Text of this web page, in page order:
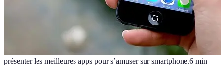
présenter les meilleures apps pour s’amuser sur smartphone.6 min